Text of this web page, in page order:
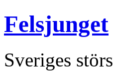
Felsjunget
Sveriges